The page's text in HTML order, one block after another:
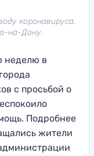
коронавируса.
на-Дону.
неделю в
с просьбой о
Подробнее
жители